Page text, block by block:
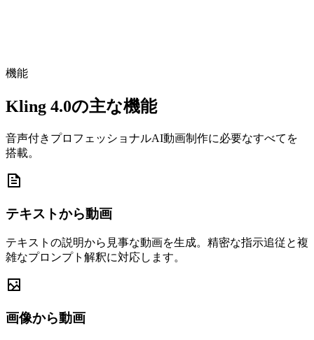
機能
Kling 4.0の主な機能
音声付きプロフェッショナルAI動画制作に必要なすべてを
搭載。
テキストから動画
テキストの説明から見事な動画を生成。精密な指示追従と複
雑なプロンプト解釈に対応します。
画像から動画